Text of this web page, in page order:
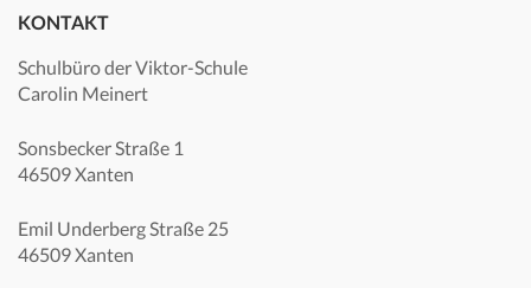
KONTAKT
Schulbüro der Viktor-Schule
Carolin Meinert
Sonsbecker Straße 1
46509 Xanten
Emil Underberg Straße 25
46509 Xanten